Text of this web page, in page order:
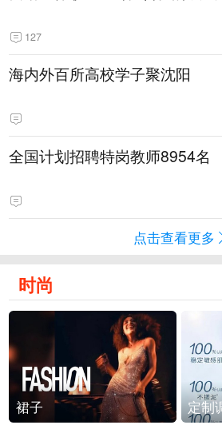
127
海内外百所高校学子聚沈阳
全国计划招聘特岗教师8954名
点击查看更多
时尚
裙子